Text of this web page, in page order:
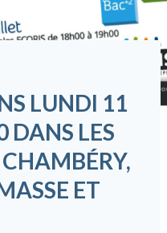
LUNDI 11
DANS LES
CHAMBÉRY,
ET